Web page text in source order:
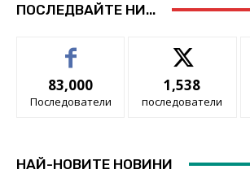
ПОСЛЕДВАЙТЕ НИ...
83,000
Последователи
1,538
последователи
НАЙ-НОВИТЕ НОВИНИ